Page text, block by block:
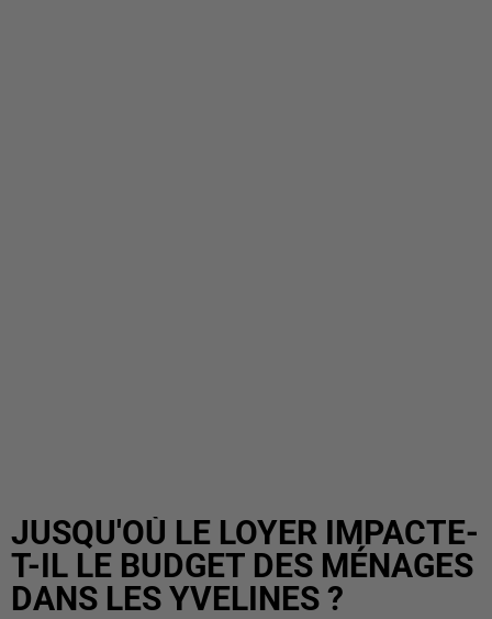
JUSQU'OÙ LE LOYER IMPACTE-
T-IL LE BUDGET DES MÉNAGES
DANS LES YVELINES ?